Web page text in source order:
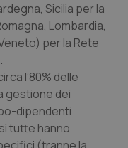
Sicilia per la
Lombardia,
per la Rete
l’80% delle
gestione dei
dipendenti
tutte hanno